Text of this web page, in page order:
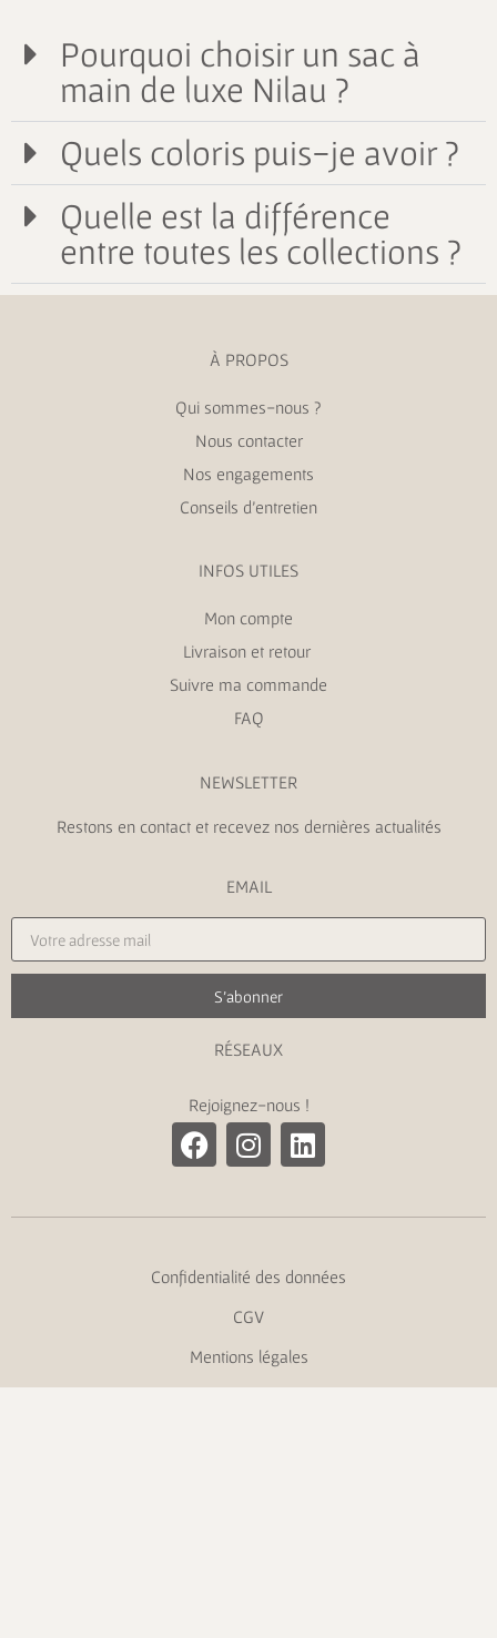
Pourquoi choisir un sac à
main de luxe Nilau ?
Quels coloris puis-je avoir ?
Quelle est la différence
entre toutes les collections ?
À PROPOS
Qui sommes-nous ?
Nous contacter
Nos engagements
Conseils d’entretien
INFOS UTILES
Mon compte
Livraison et retour
Suivre ma commande
FAQ
NEWSLETTER
Restons en contact et recevez nos dernières actualités
EMAIL
S'abonner
RÉSEAUX
Rejoignez-nous !
Confidentialité des données
CGV
Mentions légales